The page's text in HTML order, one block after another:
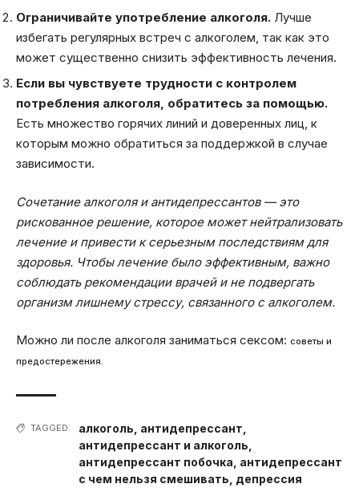
Ограничивайте употребление алкоголя. Лучше
избегать регулярных встреч с алкоголем, так как это
может существенно снизить эффективность лечения.
Если вы чувствуете трудности с контролем
потребления алкоголя, обратитесь за помощью.
Есть множество горячих линий и доверенных лиц, к
которым можно обратиться за поддержкой в случае
зависимости.
Сочетание алкоголя и антидепрессантов — это
рискованное решение, которое может нейтрализовать
лечение и привести к серьезным последствиям для
здоровья. Чтобы лечение было эффективным, важно
соблюдать рекомендации врачей и не подвергать
организм лишнему стрессу, связанного с алкоголем.
Можно ли после алкоголя заниматься сексом: советы и
предостережения.
TAGGED: алкоголь антидепрессант
антидепрессант и алкоголь
антидепрессант побочка антидепрессант
с чем нельзя смешивать депрессия